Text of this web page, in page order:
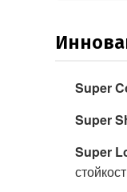
Super
Super
Super